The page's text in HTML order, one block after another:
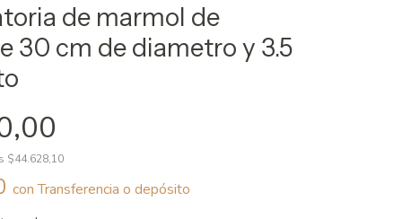
de marmol de
30 cm de diametro y 3.5
$44.628,10
con Transferencia o depósito